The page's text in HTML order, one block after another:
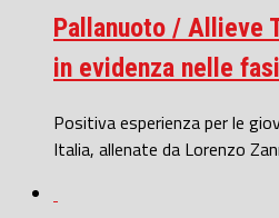
Pallanuoto / Allieve
in evidenza nelle
Positiva esperienza per le
Italia, allenate da Lorenzo